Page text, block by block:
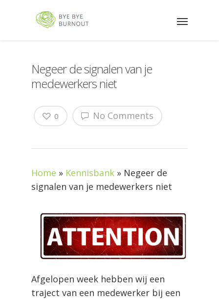
Negeer de signalen van je
medewerkers niet
No Comments
0
Home » Kennisbank » Negeer de
signalen van je medewerkers niet
Afgelopen week hebben wij een
traject van een medewerker bij een